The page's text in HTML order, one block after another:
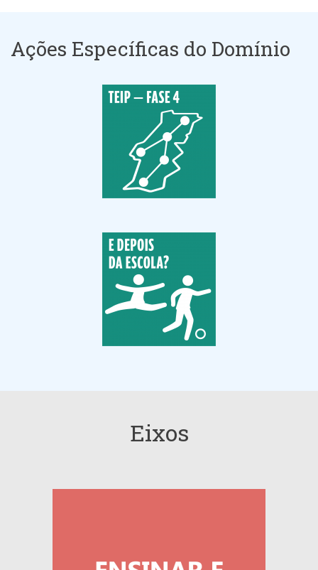
Ações Específicas do Domínio
Eixos